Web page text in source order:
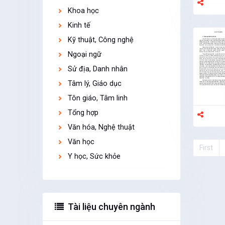
Khoa học
Kinh tế
Kỹ thuật, Công nghệ
Ngoại ngữ
Sử địa, Danh nhân
Tâm lý, Giáo dục
Tôn giáo, Tâm linh
Tổng hợp
Văn hóa, Nghệ thuật
Văn học
Y học, Sức khỏe
Tài liệu chuyên ngành
First